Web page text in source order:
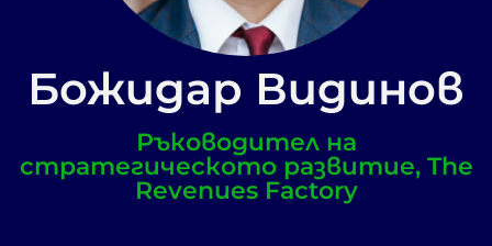
Божидар Видинов
Ръководител на
стратегическото развитие, The
Revenues Factory